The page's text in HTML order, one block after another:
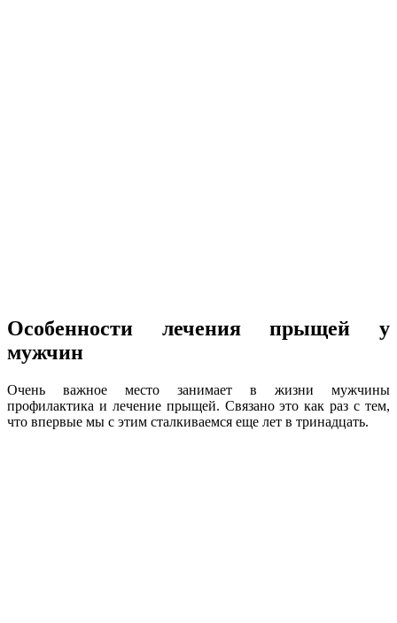
Особенности лечения прыщей у
мужчин
Очень важное место занимает в жизни мужчины
профилактика и лечение прыщей. Связано это как раз с тем,
что впервые мы с этим сталкиваемся еще лет в тринадцать.